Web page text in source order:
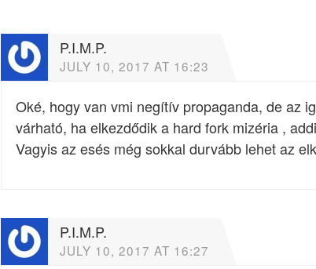
P.I.M.P.
JULY 10, 2017 AT 16:23
Oké, hogy van vmi negítív propaganda, de az
várható, ha elkezdődik a hard fork mizéria ,
Vagyis az esés még sokkal durvább lehet az
P.I.M.P.
JULY 10, 2017 AT 16:27